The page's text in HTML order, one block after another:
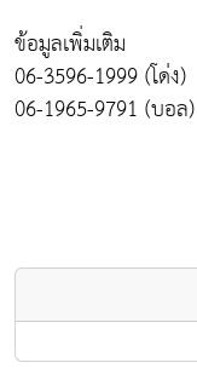
ข้อมูลเพิ่มเติม
06-3596-1999 (โด่ง)
06-1965-9791 (บอล)